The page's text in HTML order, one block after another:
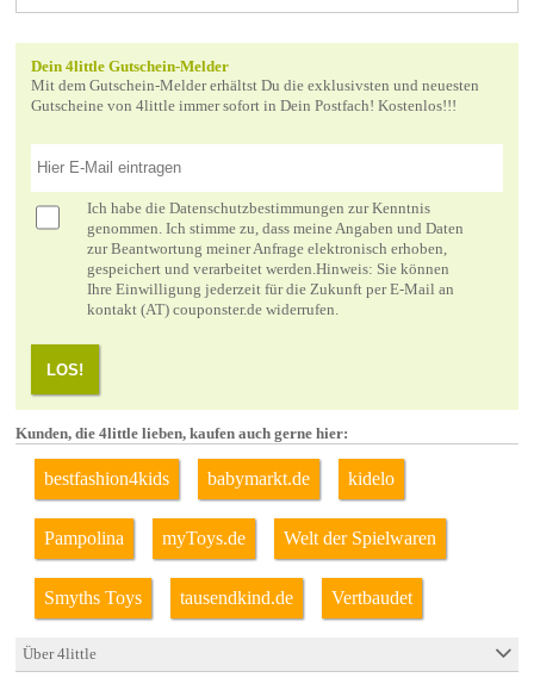
Dein 4little Gutschein-Melder
Mit dem Gutschein-Melder erhältst Du die exklusivsten und neuesten
Gutscheine von 4little immer sofort in Dein Postfach! Kostenlos!!!
Ich habe die Datenschutzbestimmungen zur Kenntnis
genommen. Ich stimme zu, dass meine Angaben und Daten
zur Beantwortung meiner Anfrage elektronisch erhoben,
gespeichert und verarbeitet werden.Hinweis: Sie können
Ihre Einwilligung jederzeit für die Zukunft per E-Mail an
kontakt (AT) couponster.de widerrufen.
LOS!
Kunden, die 4little lieben, kaufen auch gerne hier:
bestfashion4kids babymarkt.de kidelo
Pampolina myToys.de Welt der Spielwaren
Smyths Toys tausendkind.de Vertbaudet
Über 4little